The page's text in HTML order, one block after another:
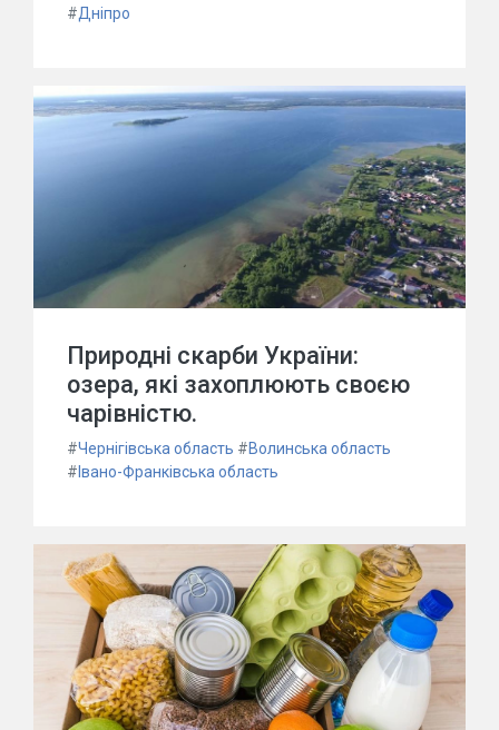
#Дніпро
Природні скарби України:
озера, які захоплюють своєю
чарівністю.
#Чернігівська область #Волинська область
# Івано-Франківська область